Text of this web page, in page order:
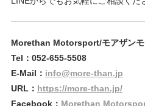
Morethan Motorsport/モアザンモ
Tel：052-655-5508
E-Mail： info@more-than.jp
URL： https://more-than.jp/
Facebook： Morethan